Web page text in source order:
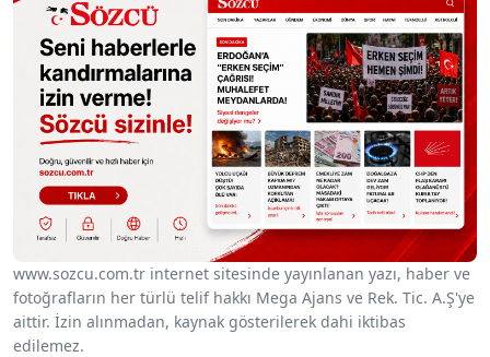
www.sozcu.com.tr internet sitesinde yayınlanan yazı, haber ve
fotoğrafların her türlü telif hakkı Mega Ajans ve Rek. Tic. A.Ş'ye
aittir. İzin alınmadan, kaynak gösterilerek dahi iktibas
edilemez.